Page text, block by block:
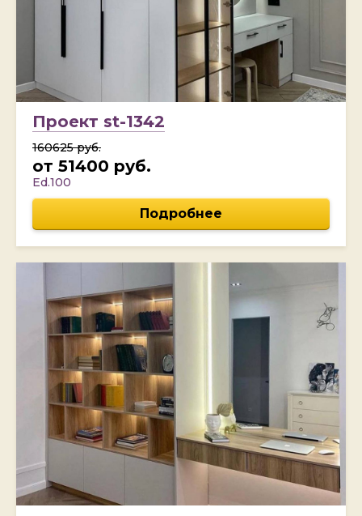
Проект st-1342
160625 руб.
от 51400 руб.
Ed.100
Подробнее